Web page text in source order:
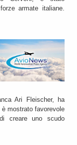
armate italiane.
Ari Fleischer, ha
mostrato favorevole
creare uno scudo